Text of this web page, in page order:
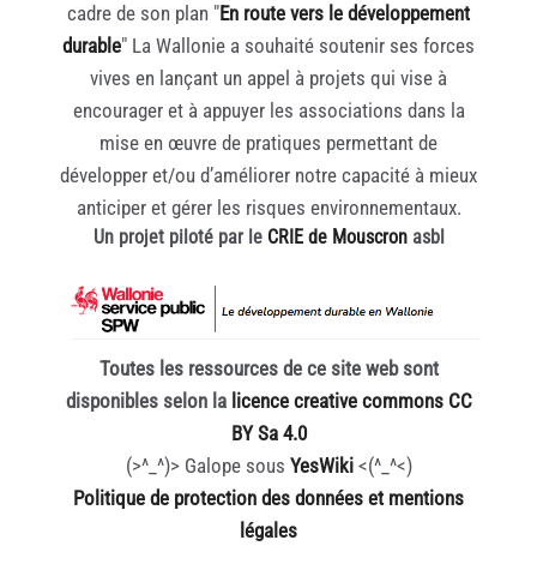
cadre de son plan "En route vers le développement
durable" La Wallonie a souhaité soutenir ses forces
vives en lançant un appel à projets qui vise à
encourager et à appuyer les associations dans la
mise en œuvre de pratiques permettant de
développer et/ou d’améliorer notre capacité à mieux
anticiper et gérer les risques environnementaux.
Un projet piloté par le CRIE de Mouscronasbl
Toutes les ressources de ce site web sont
disponibles selon la licence creative commons CC
BY Sa 4.0
(>^_^)> Galope sous YesWiki<(^_^<)
Politique de protection des données et mentions
légales